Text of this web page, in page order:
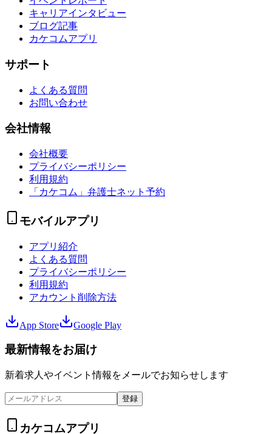
キャリアインタビュー
ブログ記事
カケコムアプリ
サポート
よくある質問
お問い合わせ
会社情報
会社概要
プライバシーポリシー
利用規約
「カケコム」弁護士ネット予約
モバイルアプリ
アプリ紹介
よくある質問
プライバシーポリシー
利用規約
アカウント削除方法
App Store Google Play
最新情報をお届け
新着求人やイベント情報をメールでお知らせします
登録
カケコムアプリ